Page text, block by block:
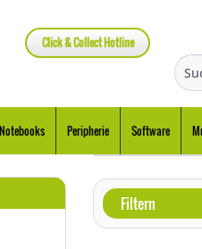
Click & Collect Hotline
Peripherie Software
Filtern